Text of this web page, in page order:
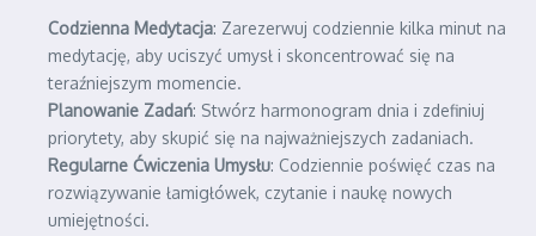
Codzienna Medytacja: Zarezerwuj codziennie kilka minut na
medytację, aby uciszyć umysł i skoncentrować się na
teraźniejszym momencie.
Planowanie Zadań: Stwórz harmonogram dnia i zdefiniuj
priorytety, aby skupić się na najważniejszych zadaniach.
Regularne Ćwiczenia Umysłu: Codziennie poświęć czas na
rozwiązywanie łamigłówek, czytanie i naukę nowych
umiejętności.